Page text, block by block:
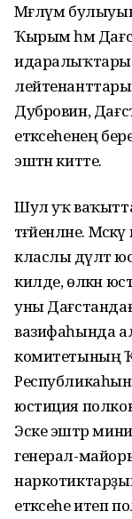
Мәғлүм
Ҡырым һәм
идаралыҡтары
Дубровин,
етәксеһенең
эштән китте.
Шул уҡ
тәғәйенләне.
класлы дәүләт
килде, өлкән
уны
вазифаһында
комитетының
юстиция
Эске эштәр
генерал-
етәксеһе итеп